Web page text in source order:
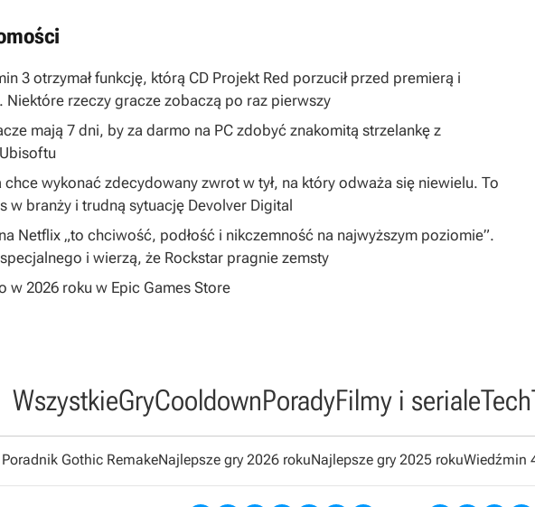
3 otrzymał funkcję, którą CD Projekt Red porzucił przed premierą i
Niektóre rzeczy gracze zobaczą po raz pierwszy
mają 7 dni, by za darmo na PC zdobyć znakomitą strzelankę z
wykonać zdecydowany zwrot w tył, na który odważa się niewielu. To
w branży i trudną sytuację Devolver Digital
na Netflix „to chciwość, podłość i nikczemność na najwyższym poziomie”.
i wierzą, że Rockstar pragnie zemsty
w 2026 roku w Epic Games Store
WszystkieGryCooldownPoradyFilmy i serialeTech
Poradnik Gothic RemakeNajlepsze gry 2026 rokuNajlepsze gry 2025 rokuWiedźmin